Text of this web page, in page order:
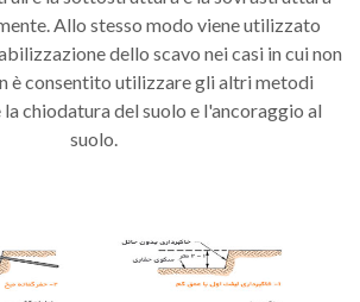
Allo stesso modo viene utilizzato
dello scavo nei casi in cui non
è consentito utilizzare gli altri metodi
chiodatura del suolo e l'ancoraggio al
suolo.